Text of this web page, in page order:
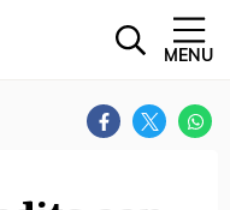
MENU